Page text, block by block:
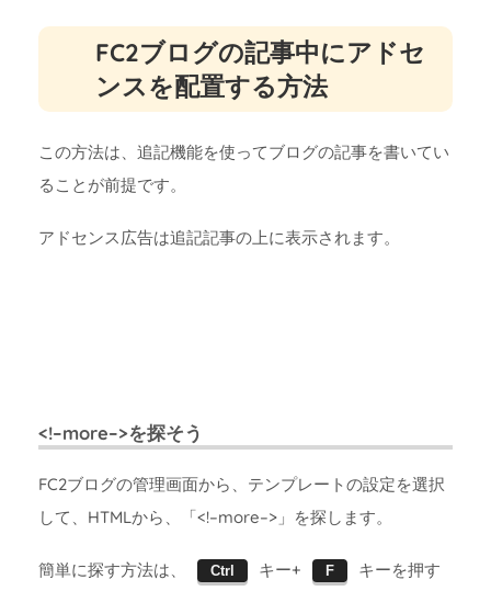
FC2ブログの記事中にアドセ
ンスを配置する方法
この方法は、追記機能を使ってブログの記事を書いてい
ることが前提です。
アドセンス広告は追記記事の上に表示されます。
<!–more–>を探そう
FC2ブログの管理画面から、テンプレートの設定を選択
して、HTMLから、「<!–more–>」を探します。
簡単に探す方法は、 Ctrl キー+ F
キーを押す